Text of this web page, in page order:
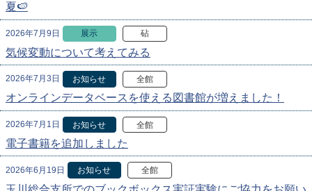
夏🍉
2026年7月9日 展示 砧
気候変動について考えてみる
2026年7月3日 お知らせ 全館
オンラインデータベースを使える図書館が増えました！
2026年7月1日 お知らせ 全館
電子書籍を追加しました
2026年6月19日 お知らせ 全館